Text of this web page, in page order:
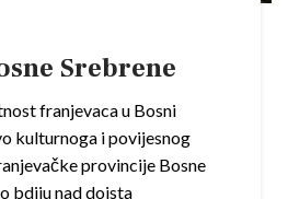
Srebrene
franjevaca u Bosni
kulturnoga i povijesnog
provincije Bosne
bdiju nad doista